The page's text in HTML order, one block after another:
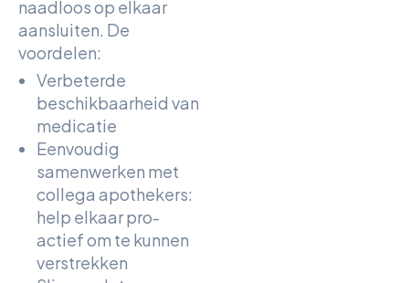
naadloos op elkaar
aansluiten. De
voordelen:
Verbeterde
beschikbaarheid van
medicatie
Eenvoudig
samenwerken met
collega apothekers:
help elkaar pro-
actief om te kunnen
verstrekken